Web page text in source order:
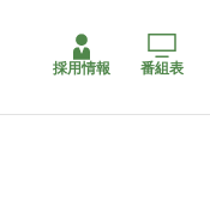
採用情報 番組表